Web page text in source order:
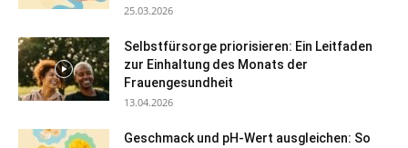
25.03.2026
Selbstfürsorge priorisieren: Ein Leitfaden
zur Einhaltung des Monats der
Frauengesundheit
13.04.2026
Geschmack und pH-Wert ausgleichen: So